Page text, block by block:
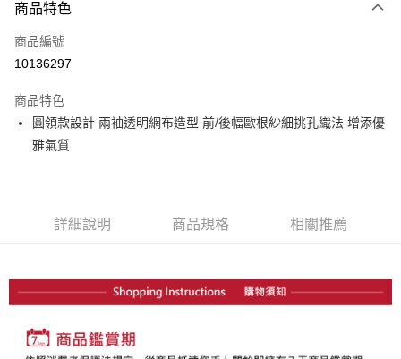
LINE Pay
Apple Pay
悠遊付
大哥付你分期
2.付款方式選擇「大哥付你分期」，訂單成立後會自動跳轉到大哥付的交易
流程，驗證手機門號後，選擇欲分期的期數、繳款截止日，確認付款後即完
4.訂單成立30分鐘內，如未前往確認交易或遇審核未通過，訂單將自動取
消。如遇「轉專審核」未通過狀況，表示未達大哥付你分期系統評分，恕無
【繳款方式說明】
1.分期款項不併入電信帳單，「大哥付你分期」於每月結算日後寄送繳費提
相關說明
１．簡單：不需註冊會員、不需綁卡、不需儲值。
２．便利：只要手機號碼，簡訊認證，即可結帳。
運送方式
全家取貨付款
免運費
商品特色
商品編號
10136297
商品特色
圓領款設計 兩袖透明網布造型 前/後幅歐根紗細挑孔織法 增添優
雅氣質
詳細說明 商品規格 相關推薦